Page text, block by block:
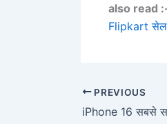
also read
Flipkart सेल
PREVIOUS